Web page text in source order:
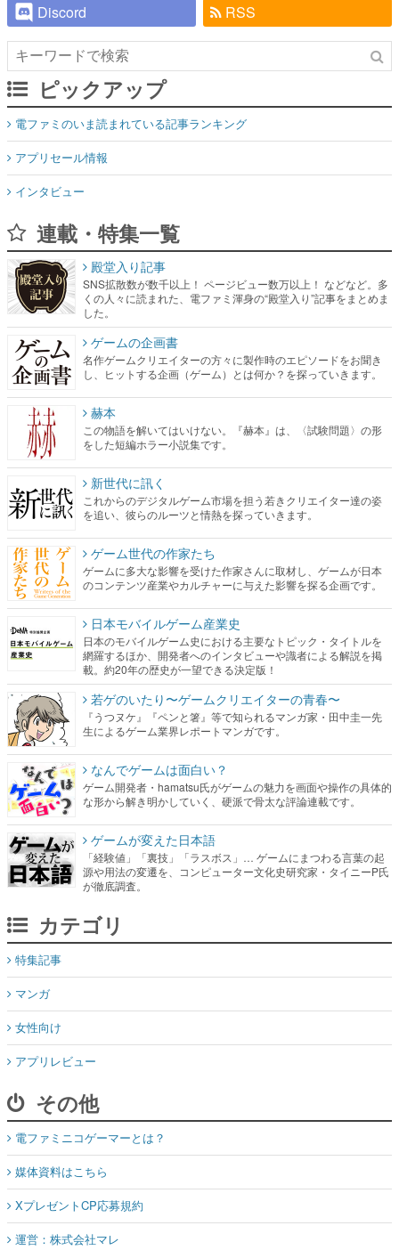
Discord
RSS
ピックアップ
電ファミのいま読まれている記事ランキング
アプリセール情報
インタビュー
連載・特集一覧
殿堂入り記事
SNS拡散数が数千以上！ ページビュー数万以上！ などなど。多
くの人々に読まれた、電ファミ渾身の“殿堂入り”記事をまとめま
した。
ゲームの企画書
名作ゲームクリエイターの方々に製作時のエピソードをお聞き
し、ヒットする企画（ゲーム）とは何か？を探っていきます。
赫本
この物語を解いてはいけない。『赫本』は、〈試験問題〉の形
をした短編ホラー小説集です。
新世代に訊く
これからのデジタルゲーム市場を担う若きクリエイター達の姿
を追い、彼らのルーツと情熱を探っていきます。
ゲーム世代の作家たち
ゲームに多大な影響を受けた作家さんに取材し、ゲームが日本
のコンテンツ産業やカルチャーに与えた影響を探る企画です。
日本モバイルゲーム産業史
日本のモバイルゲーム史における主要なトピック・タイトルを
網羅するほか、開発者へのインタビューや識者による解説を掲
載。約20年の歴史が一望できる決定版！
若ゲのいたり〜ゲームクリエイターの青春〜
『うつヌケ』『ペンと箸』等で知られるマンガ家・田中圭一先
生によるゲーム業界レポートマンガです。
なんでゲームは面白い？
ゲーム開発者・hamatsu氏がゲームの魅力を画面や操作の具体的
な形から解き明かしていく、硬派で骨太な評論連載です。
ゲームが変えた日本語
「経験値」「裏技」「ラスボス」… ゲームにまつわる言葉の起
源や用法の変遷を、コンピューター文化史研究家・タイニーP氏
が徹底調査。
カテゴリ
特集記事
マンガ
女性向け
アプリレビュー
その他
電ファミニコゲーマーとは？
媒体資料はこちら
XプレゼントCP応募規約
運営：株式会社マレ